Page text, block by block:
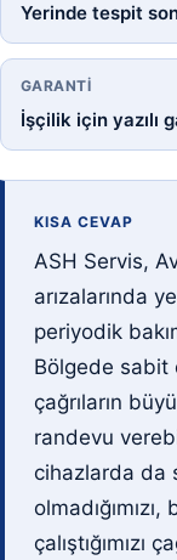
Yerinde tespit
GARANTI
İşçilik için yazılı
KISA CEVAP
ASH Servis,
arızalarında
periyodik
Bölgede sabit
çağrıların
randevu
cihazlarda da
çalıştığımızı